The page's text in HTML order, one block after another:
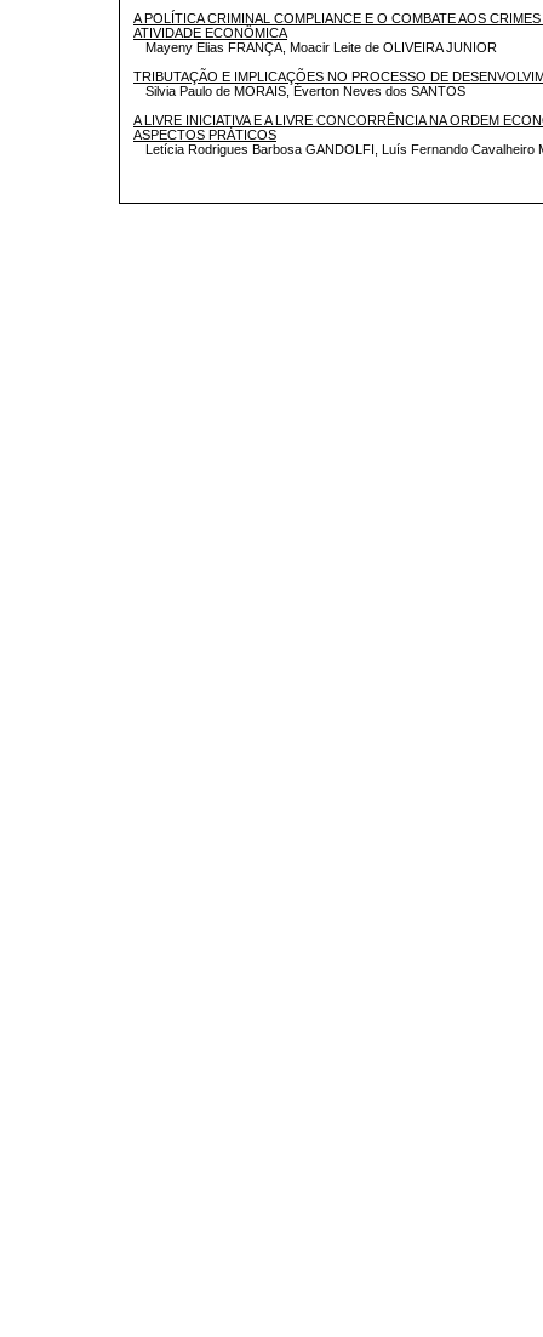
A POLÍTICA CRIMINAL COMPLIANCE E O COMBATE AOS
ATIVIDADE ECONÔMICA
Mayeny Elias FRANÇA, Moacir Leite de OLIVEIRA JUNIOR
TRIBUTAÇÃO E IMPLICAÇÕES NO PROCESSO DE
Silvia Paulo de MORAIS, Éverton Neves dos SANTOS
A LIVRE INICIATIVA E A LIVRE CONCORRÊNCIA NA ORDEM
ASPECTOS PRÁTICOS
Letícia Rodrigues Barbosa GANDOLFI, Luís Fernando Cavalheiro